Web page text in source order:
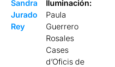
Sandra
Jurado
Rey
Iluminación:
Paula
Guerrero
Rosales
Cases
d’Oficis de